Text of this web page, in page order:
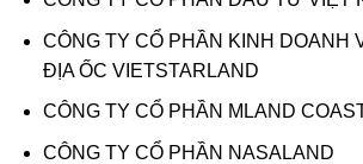
CÔNG TY CỔ PHẦN KINH DOANH
ĐỊA ỐC VIETSTARLAND
CÔNG TY CỔ PHẦN MLAND
CÔNG TY CỔ PHẦN NASALAND